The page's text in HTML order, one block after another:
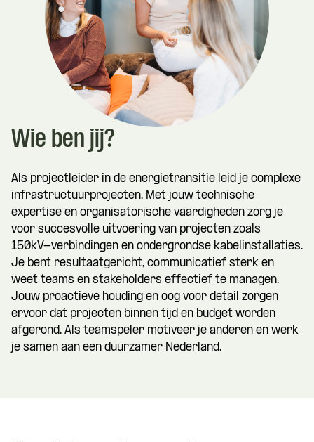
Wie ben jij?
Als projectleider in de energietransitie leid je complexe
infrastructuurprojecten. Met jouw technische
expertise en organisatorische vaardigheden zorg je
voor succesvolle uitvoering van projecten zoals
150kV-verbindingen en ondergrondse kabelinstallaties.
Je bent resultaatgericht, communicatief sterk en
weet teams en stakeholders effectief te managen.
Jouw proactieve houding en oog voor detail zorgen
ervoor dat projecten binnen tijd en budget worden
afgerond. Als teamspeler motiveer je anderen en werk
je samen aan een duurzamer Nederland.